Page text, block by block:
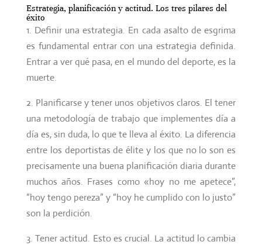
Estrategia, planificación y actitud. Los tres pilares del
éxito
1. Definir una estrategia. En cada asalto de esgrima
es fundamental entrar con una estrategia definida.
Entrar a ver qué pasa, en el mundo del deporte, es la
muerte.
2. Planificarse y tener unos objetivos claros. El tener
una metodología de trabajo que implementes día a
día es, sin duda, lo que te lleva al éxito. La diferencia
entre los deportistas de élite y los que no lo son es
precisamente una buena planificación diaria durante
muchos años. Frases como «hoy no me apetece”,
“hoy tengo pereza” y “hoy he cumplido con lo justo”
son la perdición.
3. Tener actitud. Esto es crucial. La actitud lo cambia